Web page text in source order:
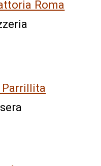
Roma
Parrillita